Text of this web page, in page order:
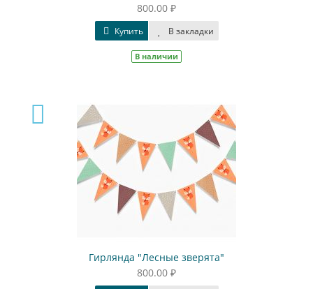
800.00 ₽
Купить В закладки
В наличии
Гирлянда "Лесные зверята"
800.00 ₽